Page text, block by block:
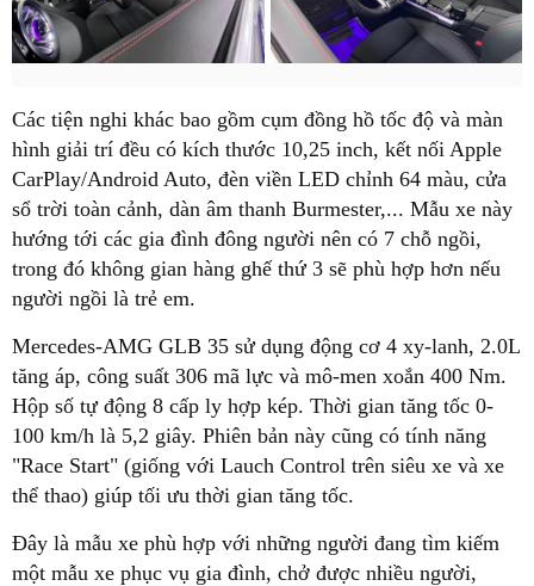
Các tiện nghi khác bao gồm cụm đồng hồ tốc độ và màn
hình giải trí đều có kích thước 10,25 inch, kết nối Apple
CarPlay/Android Auto, đèn viền LED chỉnh 64 màu, cửa
sổ trời toàn cảnh, dàn âm thanh Burmester,... Mẫu xe này
hướng tới các gia đình đông người nên có 7 chỗ ngồi,
trong đó không gian hàng ghế thứ 3 sẽ phù hợp hơn nếu
người ngồi là trẻ em.
Mercedes-AMG GLB 35 sử dụng động cơ 4 xy-lanh, 2.0L
tăng áp, công suất 306 mã lực và mô-men xoắn 400 Nm.
Hộp số tự động 8 cấp ly hợp kép. Thời gian tăng tốc 0-
100 km/h là 5,2 giây. Phiên bản này cũng có tính năng
"Race Start" (giống với Lauch Control trên siêu xe và xe
thể thao) giúp tối ưu thời gian tăng tốc.
Đây là mẫu xe phù hợp với những người đang tìm kiếm
một mẫu xe phục vụ gia đình, chở được nhiều người,